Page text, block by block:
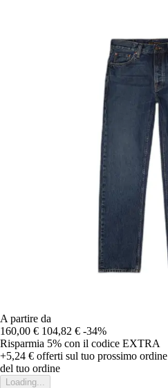
A partire da
160,00 € 104,82 € -34%
Risparmia 5% con il codice EXTRA
+5,24 € offerti sul tuo prossimo ordine
del tuo ordine
Loading...